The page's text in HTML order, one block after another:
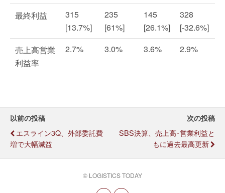
最終利益
315
[13.7%]
235
[61%]
145
[26.1%]
328
[-32.6%]
売上高営業
利益率
2.7% 3.0% 3.6% 2.9%
以前の投稿
エスライン3Q、外部委託費
増で大幅減益
次の投稿
SBS決算、売上高･営業利益と
もに過去最高更新
© LOGISTICS TODAY